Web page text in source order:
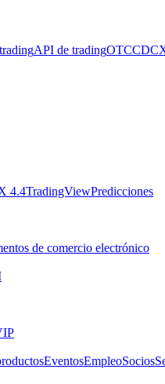
API de tradingOTC
4.4TradingViewPredicciones
de comercio electrónico
EventosEmpleoSocios